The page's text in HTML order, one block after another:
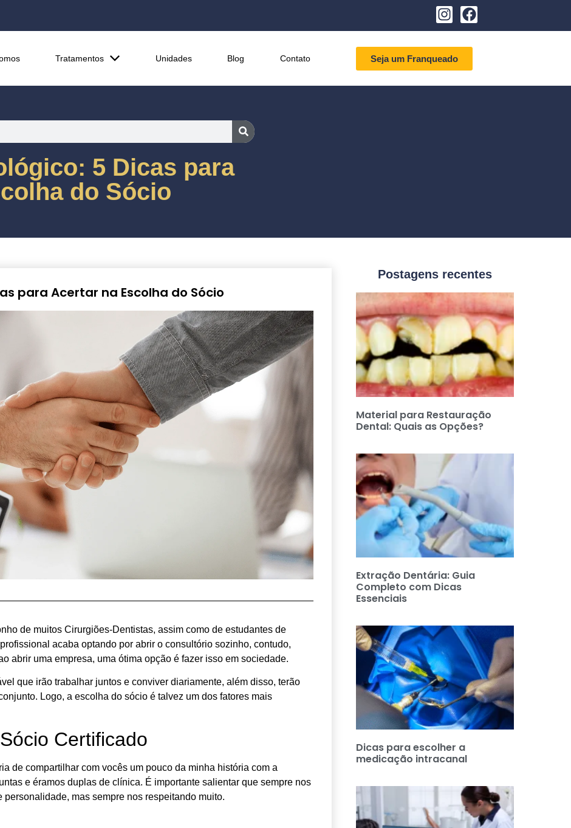
Tratamentos Unidades Blog Contato Seja um Franqueado
5 Dicas para
do Sócio
para Acertar na Escolha do Sócio
de muitos Cirurgiões-Dentistas, assim como de estudantes de
acaba optando por abrir o consultório sozinho, contudo,
abrir uma empresa, uma ótima opção é fazer isso em sociedade.
que irão trabalhar juntos e conviver diariamente, além disso, terão
Logo, a escolha do sócio é talvez um dos fatores mais
Certificado
de compartilhar com vocês um pouco da minha história com a
e éramos duplas de clínica. É importante salientar que sempre nos
mas sempre nos respeitando muito.
Postagens recentes
Material para Restauração
Dental: Quais as Opções?
Extração Dentária: Guia
Completo com Dicas
Essenciais
Dicas para escolher a
medicação intracanal